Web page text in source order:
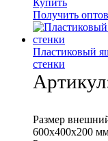
Получить
Пластиковый
стенки
Размер
600х400х200